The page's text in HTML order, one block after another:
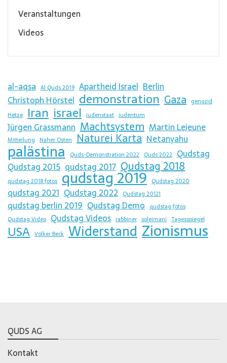
Veranstaltungen
Videos
al-aqsa Al Quds 2019 Apartheid Israel Berlin
Christoph Hörstel demonstration Gaza genozid
Hetze Iran israel judenstaat judentum
Jürgen Grassmann Machtsystem Martin Lejeune
Mitteilung Naher Osten Naturei Karta Netanyahu
palästina Quds-Demonstration 2022 Quds 2022 Qudstag
Qudstag 2015 qudstag 2017 Qudstag 2018
qudstag 2018 fotos qudstag 2019 Qudstag 2020
qudstag 2021 Qudstag 2022 Qudstag 20121
qudstag berlin 2019 Qudstag Demo qudstag fotos
Qudstag Video Qudstag Videos rabbiner soleimani Tagesspiegel
USA Volker Beck Widerstand Zionismus
QUDS AG
Kontakt